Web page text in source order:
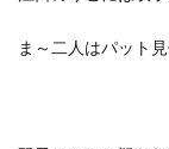
ま～二人はパット